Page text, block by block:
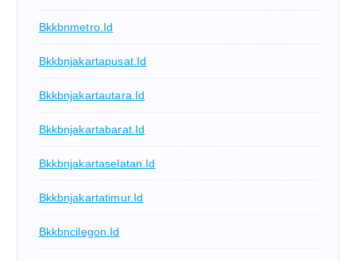
Bkkbnmetro.id
Bkkbnjakartapusat.id
Bkkbnjakartautara.id
Bkkbnjakartabarat.id
Bkkbnjakartaselatan.id
Bkkbnjakartatimur.id
Bkkbncilegon.id